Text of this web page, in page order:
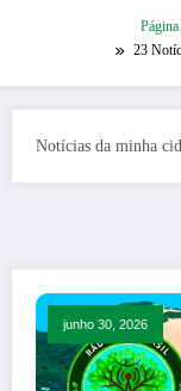
23
Notícias da minha
junho 30, 2026